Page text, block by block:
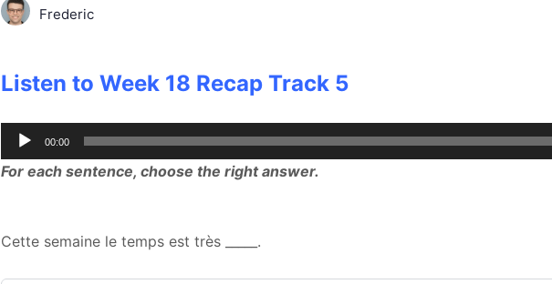
Frederic
Listen to Week 18 Recap Track 5
Audio
Player
00:00
For each sentence, choose the right answer.
Cette semaine le temps est très _____.